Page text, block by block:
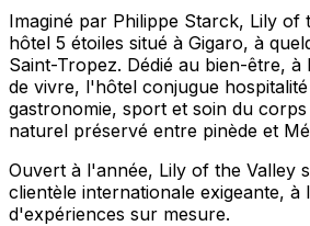
Imaginé par Philippe Starck, Lily of
hôtel 5 étoiles situé à Gigaro, à
Saint-Tropez. Dédié au bien-être,
de vivre, l'hôtel conjugue
gastronomie, sport et soin du
naturel préservé entre pinède et
Ouvert à l'année, Lily of the Valley
clientèle internationale exigeante, à
d'expériences sur mesure.